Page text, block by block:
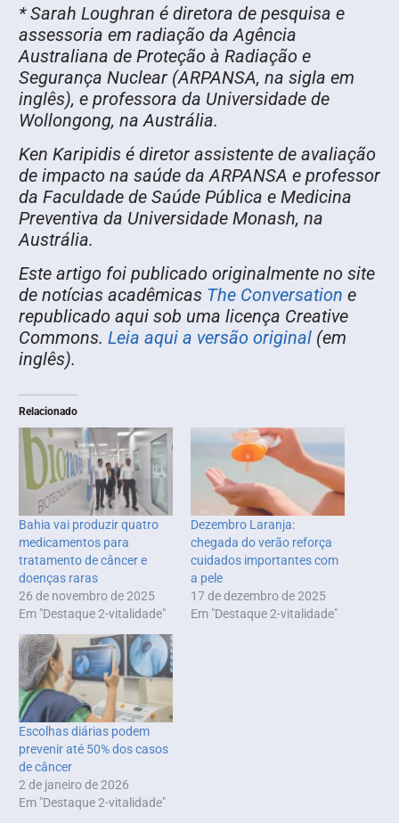
* Sarah Loughran é diretora de pesquisa e
assessoria em radiação da Agência
Australiana de Proteção à Radiação e
Segurança Nuclear (ARPANSA, na sigla em
inglês), e professora da Universidade de
Wollongong, na Austrália.
Ken Karipidis é diretor assistente de avaliação
de impacto na saúde da ARPANSA e professor
da Faculdade de Saúde Pública e Medicina
Preventiva da Universidade Monash, na
Austrália.
Este artigo foi publicado originalmente no site
de notícias acadêmicas The Conversation e
republicado aqui sob uma licença Creative
Commons. Leia aqui a versão original (em
inglês).
Relacionado
Bahia vai produzir quatro
medicamentos para
tratamento de câncer e
doenças raras
26 de novembro de 2025
Em "Destaque 2-vitalidade"
Dezembro Laranja:
chegada do verão reforça
cuidados importantes com
a pele
17 de dezembro de 2025
Em "Destaque 2-vitalidade"
Escolhas diárias podem
prevenir até 50% dos casos
de câncer
2 de janeiro de 2026
Em "Destaque 2-vitalidade"